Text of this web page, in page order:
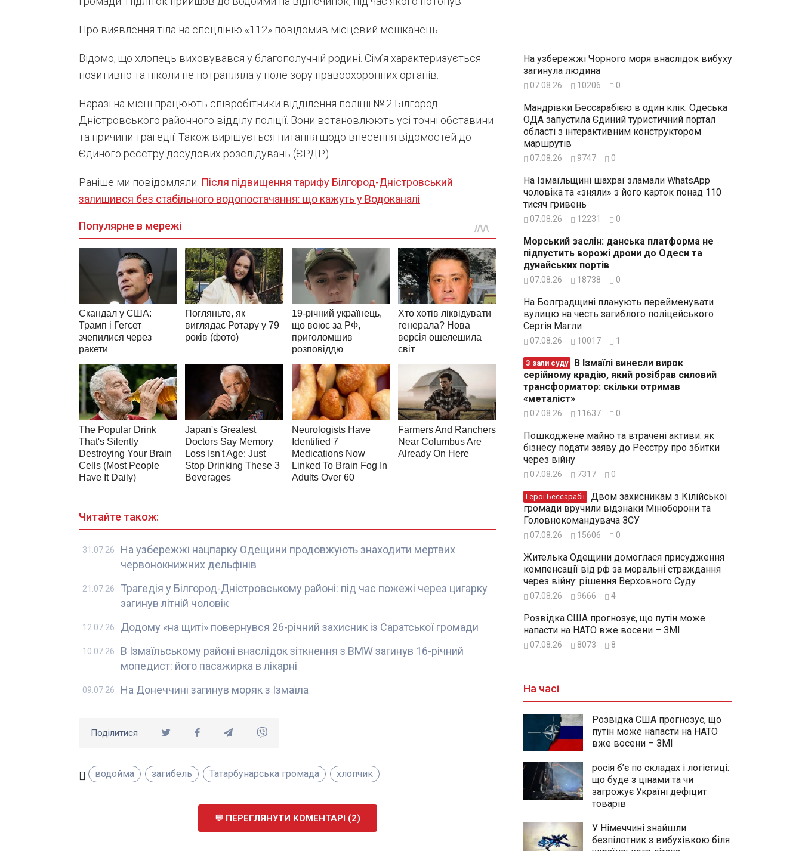
Про виявлення тіла на спецлінію «112» повідомив місцевий мешканець.
Відомо, що хлопець виховувався у благополучній родині. Сім’я характеризується
позитивно та ніколи не потрапляла у поле зору правоохоронних органів.
Наразі на місці працюють співробітники відділення поліції № 2 Білгород-
Дністровського районного відділу поліції. Вони встановлюють усі точні обставини
та причини трагедії. Також вирішується питання щодо внесення відомостей до
Єдиного реєстру досудових розслідувань (ЄРДР).
Раніше ми повідомляли: Після підвищення тарифу Білгород-Дністровський
залишився без стабільного водопостачання: що кажуть у Водоканалі
Читайте також:
На узбережжі нацпарку Одещини продовжують знаходити мертвих
червонокнижних дельфінів
31.07.26
Трагедія у Білгород-Дністровському районі: під час пожежі через цигарку
загинув літній чоловік
21.07.26
Додому «на щиті» повернувся 26-річний захисник із Саратської громади
12.07.26
В Ізмаїльському районі внаслідок зіткнення з BMW загинув 16-річний
мопедист: його пасажирка в лікарні
10.07.26
На Донеччині загинув моряк з Ізмаїла
09.07.26
Поділитися
водойма загибель Татарбунарська громада хлопчик
ПЕРЕГЛЯНУТИ КОМЕНТАРІ (2)
На узбережжі Чорного моря внаслідок вибуху
загинула людина
07.08.26 10206 0
Мандрівки Бессарабією в один клік: Одеська
ОДА запустила Єдиний туристичний портал
області з інтерактивним конструктором
маршрутів
07.08.26 9747 0
На Ізмаїльщині шахраї зламали WhatsApp
чоловіка та «зняли» з його карток понад 110
тисяч гривень
07.08.26 12231 0
Морський заслін: данська платформа не
підпустить ворожі дрони до Одеси та
дунайських портів
07.08.26 18738 0
На Болградщині планують перейменувати
вулицю на честь загиблого поліцейського
Сергія Магли
07.08.26 10017 1
З зали суду
серійному крадію, який розібрав силовий
трансформатор: скільки отримав
«металіст»
07.08.26 11637 0
Пошкоджене майно та втрачені активи: як
бізнесу подати заяву до Реєстру про збитки
через війну
07.08.26 7317 0
Герої Бессарабії
громади вручили відзнаки Міноборони та
Головнокомандувача ЗСУ
07.08.26 15606 0
Жителька Одещини домоглася присудження
компенсації від рф за моральні страждання
через війну: рішення Верховного Суду
07.08.26 9666 4
Розвідка США прогнозує, що путін може
напасти на НАТО вже восени – ЗМІ
07.08.26 8073 8
На часі
Розвідка США прогнозує, що
путін може напасти на НАТО
вже восени – ЗМІ
росія б’є по складах і логістиці:
що буде з цінами та чи
загрожує Україні дефіцит
товарів
У Німеччині знайшли
безпілотник з вибухівкою біля